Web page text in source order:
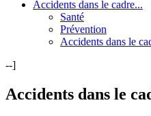
Accidents dans le cadre...
Santé
Prévention
Accidents dans le
--]
Accidents dans le